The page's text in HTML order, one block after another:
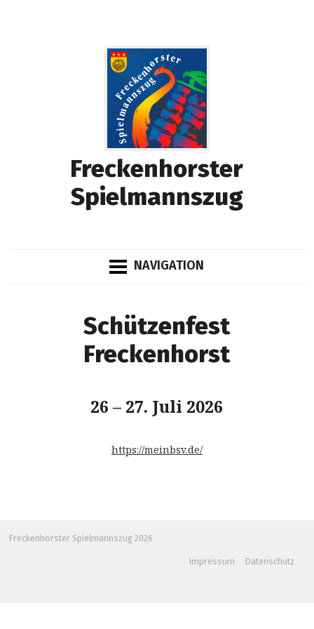
Freckenhorster
Spielmannszug
NAVIGATION
Schützenfest
Freckenhorst
26 – 27. Juli 2026
https://meinbsv.de/
Freckenhorster Spielmannszug 2026
Impressum Datenschutz